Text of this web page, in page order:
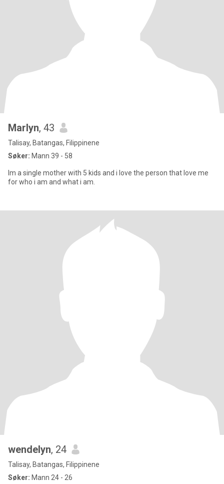
Marlyn, 43
Talisay, Batangas, Filippinene
Søker: Mann 39 - 58
Im a single mother with 5 kids and i love the person that love me
for who i am and what i am.
wendelyn, 24
Talisay, Batangas, Filippinene
Søker: Mann 24 - 26